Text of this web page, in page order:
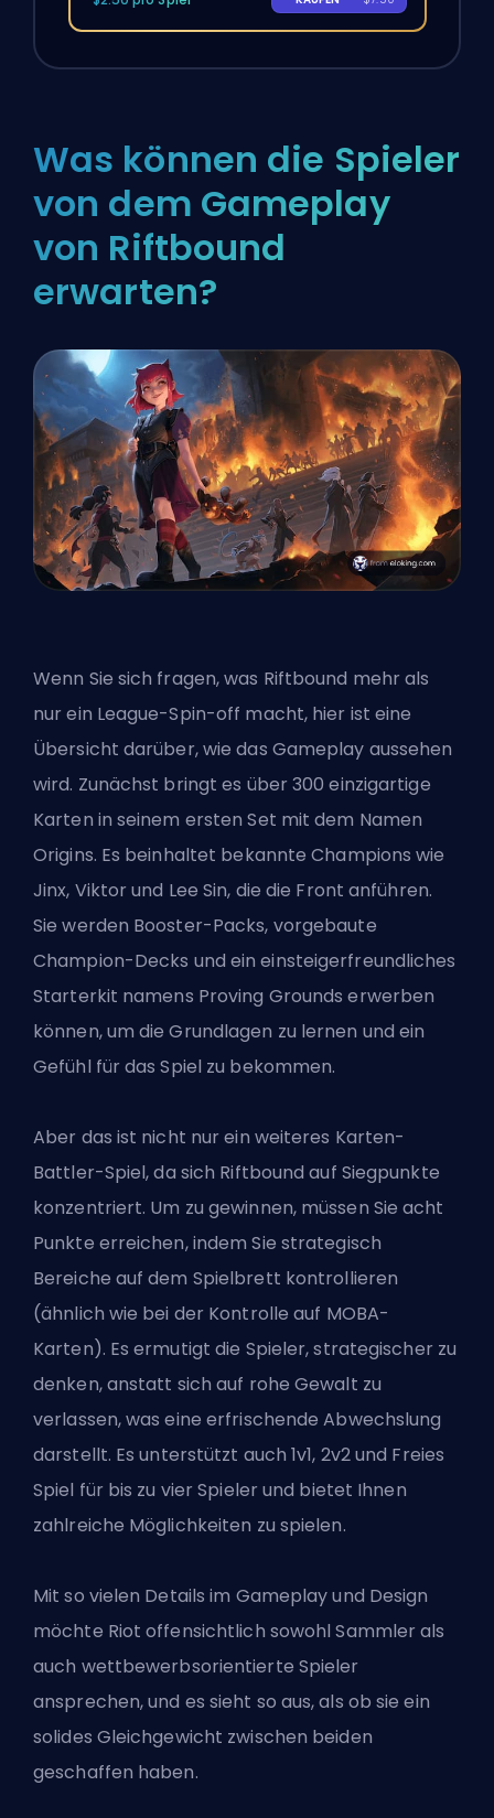
Was können die Spieler
von dem Gameplay
von Riftbound
erwarten?
Wenn Sie sich fragen, was Riftbound mehr als
nur ein League-Spin-off macht, hier ist eine
Übersicht darüber, wie das Gameplay aussehen
wird. Zunächst bringt es über 300 einzigartige
Karten in seinem ersten Set mit dem Namen
Origins. Es beinhaltet bekannte Champions wie
Jinx, Viktor und Lee Sin, die die Front anführen.
Sie werden Booster-Packs, vorgebaute
Champion-Decks und ein einsteigerfreundliches
Starterkit namens Proving Grounds erwerben
können, um die Grundlagen zu lernen und ein
Gefühl für das Spiel zu bekommen.
Aber das ist nicht nur ein weiteres Karten-
Battler-Spiel, da sich Riftbound auf Siegpunkte
konzentriert. Um zu gewinnen, müssen Sie acht
Punkte erreichen, indem Sie strategisch
Bereiche auf dem Spielbrett kontrollieren
(ähnlich wie bei der Kontrolle auf MOBA-
Karten). Es ermutigt die Spieler, strategischer zu
denken, anstatt sich auf rohe Gewalt zu
verlassen, was eine erfrischende Abwechslung
darstellt. Es unterstützt auch 1v1, 2v2 und Freies
Spiel für bis zu vier Spieler und bietet Ihnen
zahlreiche Möglichkeiten zu spielen.
Mit so vielen Details im Gameplay und Design
möchte Riot offensichtlich sowohl Sammler als
auch wettbewerbsorientierte Spieler
ansprechen, und es sieht so aus, als ob sie ein
solides Gleichgewicht zwischen beiden
geschaffen haben.